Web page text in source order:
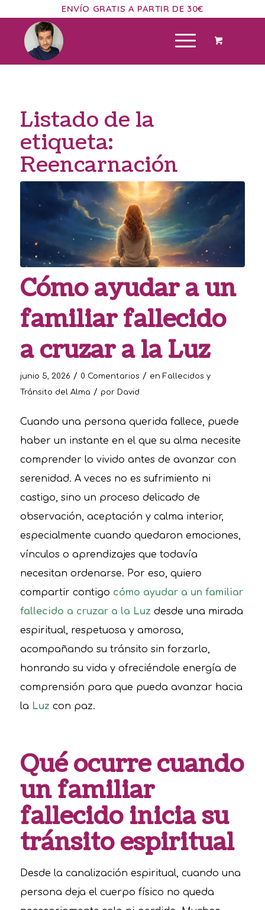
ENVÍO GRATIS A PARTIR DE 30€
Listado de la
etiqueta:
Reencarnación
Cómo ayudar a un
familiar fallecido
a cruzar a la Luz
junio 5, 2026 / 0 Comentarios / en Fallecidos y
Tránsito del Alma / por David
Cuando una persona querida fallece, puede
haber un instante en el que su alma necesite
comprender lo vivido antes de avanzar con
serenidad. A veces no es sufrimiento ni
castigo, sino un proceso delicado de
observación, aceptación y calma interior,
especialmente cuando quedaron emociones,
vínculos o aprendizajes que todavía
necesitan ordenarse. Por eso, quiero
compartir contigo cómo ayudar a un familiar
fallecido a cruzar a la Luz desde una mirada
espiritual, respetuosa y amorosa,
acompañando su tránsito sin forzarlo,
honrando su vida y ofreciéndole energía de
comprensión para que pueda avanzar hacia
la Luz con paz.
Qué ocurre cuando
un familiar
fallecido inicia su
tránsito espiritual
Desde la canalización espiritual, cuando una
persona deja el cuerpo físico no queda